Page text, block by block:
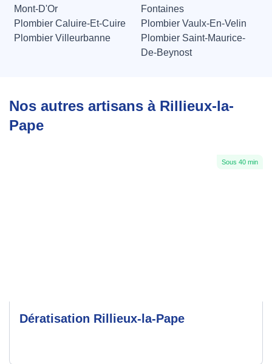
Mont-D'Or
Fontaines
Plombier Caluire-Et-Cuire
Plombier Vaulx-En-Velin
Plombier Villeurbanne
Plombier Saint-Maurice-
De-Beynost
Nos autres artisans à Rillieux-la-
Pape
Sous 40 min
Dératisation Rillieux-la-Pape